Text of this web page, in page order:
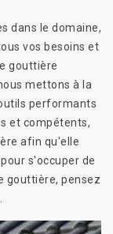
dans le domaine,
vos besoins et
gouttière
mettons à la
performants
et compétents,
afin qu'elle
s'occuper de
gouttière, pensez